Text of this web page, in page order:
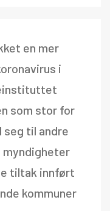
en mer
i
som stor for
seg til andre
myndigheter
tiltak innført
kommuner